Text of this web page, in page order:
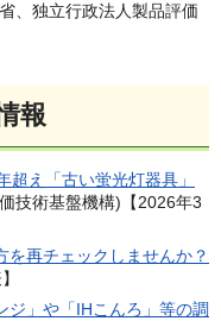
、独立行政法人製品評価
報
超え「古い蛍光灯器具」
技術基盤機構)【2026年3
を再チェックしませんか？
ジ」や「IHこんろ」等の調